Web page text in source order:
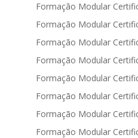
Formação Modular
Formação Modular
Formação Modular
Formação Modular
Formação Modular
Formação Modular
Formação Modular
Formação Modular